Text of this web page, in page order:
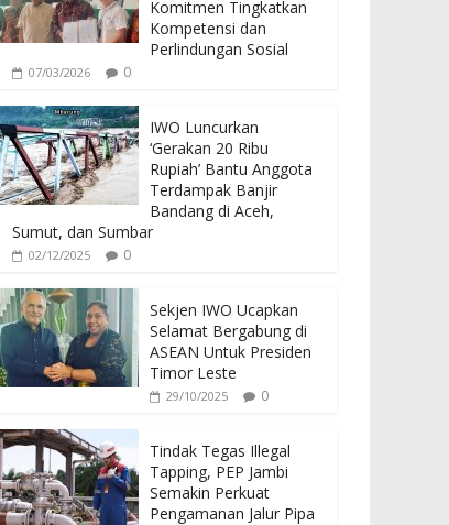
Komitmen Tingkatkan
Kompetensi dan
Perlindungan Sosial
07/03/2026 0
IWO Luncurkan
‘Gerakan 20 Ribu
Rupiah’ Bantu Anggota
Terdampak Banjir
Bandang di Aceh,
Sumut, dan Sumbar
02/12/2025 0
Sekjen IWO Ucapkan
Selamat Bergabung di
ASEAN Untuk Presiden
Timor Leste
29/10/2025 0
Tindak Tegas Illegal
Tapping, PEP Jambi
Semakin Perkuat
Pengamanan Jalur Pipa